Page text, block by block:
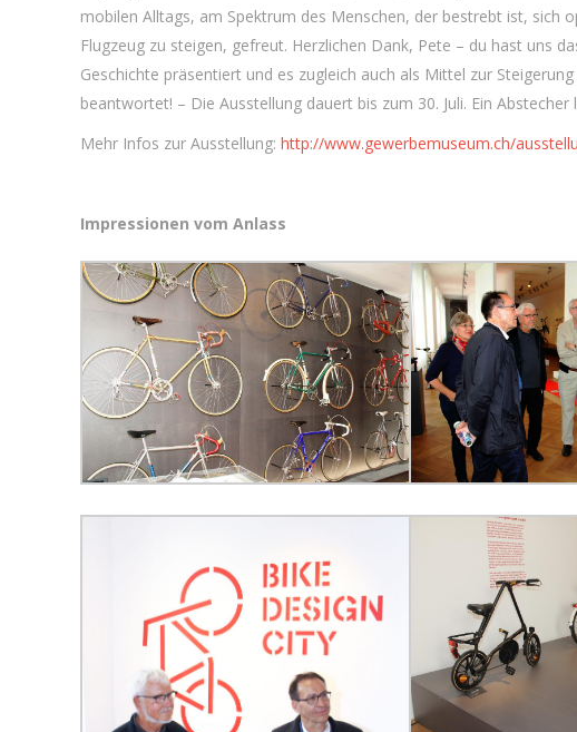
mobilen Alltags, am Spektrum des Menschen, der bestrebt ist, sich
Flugzeug zu steigen, gefreut. Herzlichen Dank, Pete – du hast uns
Geschichte präsentiert und es zugleich auch als Mittel zur
beantwortet! – Die Ausstellung dauert bis zum 30. Juli. Ein Abstecher
Mehr Infos zur Ausstellung: http://www.gewerbemuseum.ch/
Impressionen vom Anlass